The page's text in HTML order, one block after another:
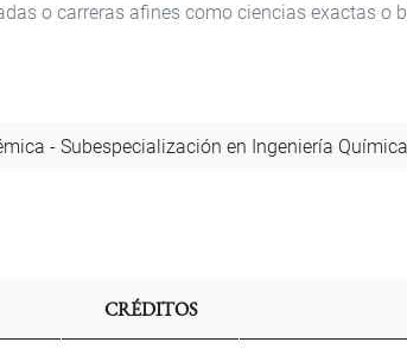
o carreras afines como ciencias exactas o
- Subespecialización en Ingeniería Química
CRÉDITOS